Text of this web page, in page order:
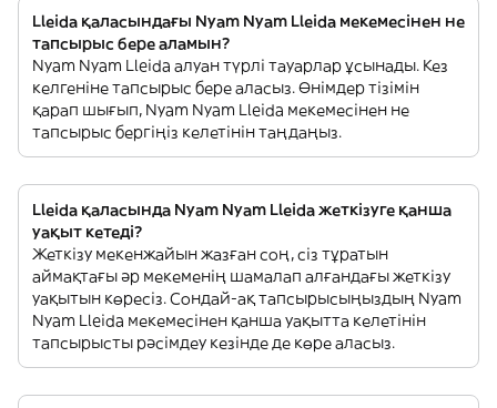
Lleida қаласындағы Nyam Nyam Lleida мекемесінен не
тапсырыс бере аламын?
Nyam Nyam Lleida алуан түрлі тауарлар ұсынады. Кез
келгеніне тапсырыс бере аласыз. Өнімдер тізімін
қарап шығып, Nyam Nyam Lleida мекемесінен не
тапсырыс бергіңіз келетінін таңдаңыз.
Lleida қаласында Nyam Nyam Lleida жеткізуге қанша
уақыт кетеді?
Жеткізу мекенжайын жазған соң, сіз тұратын
аймақтағы әр мекеменің шамалап алғандағы жеткізу
уақытын көресіз. Сондай-ақ тапсырысыңыздың Nyam
Nyam Lleida мекемесінен қанша уақытта келетінін
тапсырысты рәсімдеу кезінде де көре аласыз.